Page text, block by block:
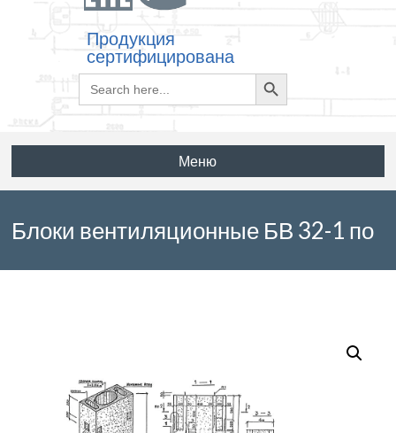
Продукция
сертифицирована
Search
for:
Search
Button
Меню
Блоки вентиляционные БВ 32-1 по